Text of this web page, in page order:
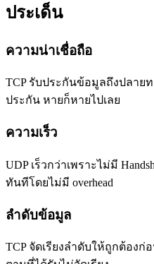
ประเด็น
ความน่าเชื่อถือ
TCP รับประกันข้อมูลถึงปลาย
ประกัน หายก็หายไปเลย
ความเร็ว
UDP เร็วกว่าเพราะไม่มี
ทันทีโดยไม่มี overhead
ลำดับข้อมูล
TCP จัดเรียงลำดับให้ถูกต้องก่